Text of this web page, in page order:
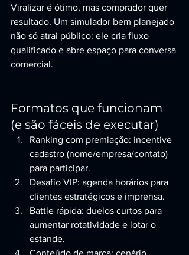
Viralizar é ótimo, mas comprador quer
resultado. Um simulador bem planejado
não só atrai público: ele cria fluxo
qualificado e abre espaço para conversa
comercial.
Formatos que funcionam
(e são fáceis de executar)
Ranking com premiação: incentive
cadastro (nome/empresa/contato)
para participar.
Desafio VIP: agenda horários para
clientes estratégicos e imprensa.
Battle rápida: duelos curtos para
aumentar rotatividade e lotar o
estande.
Conteúdo de marca: cenário,